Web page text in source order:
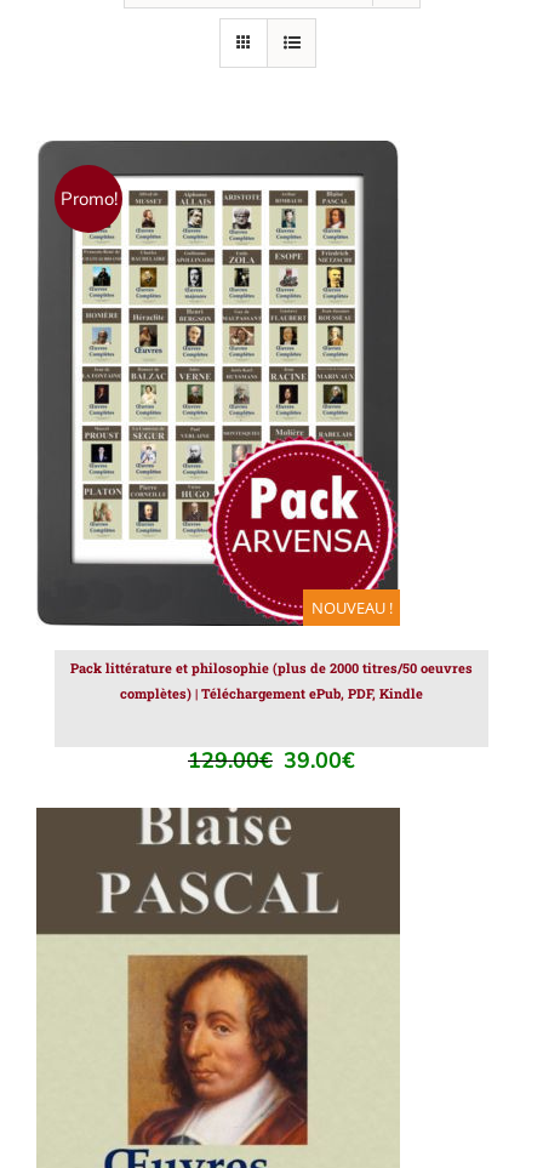
Promo!
NOUVEAU !
AJOUTER AU PANIER / DÉTAILS
Pack littérature et philosophie (plus de 2000 titres/50 oeuvres
complètes) | Téléchargement ePub, PDF, Kindle
129.00€ Le
initial
était :
129.00€.
39.00€Le
actuel
AJOUTER AU PANIER / DÉTAILS